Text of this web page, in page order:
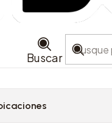
Buscar
de favoritos